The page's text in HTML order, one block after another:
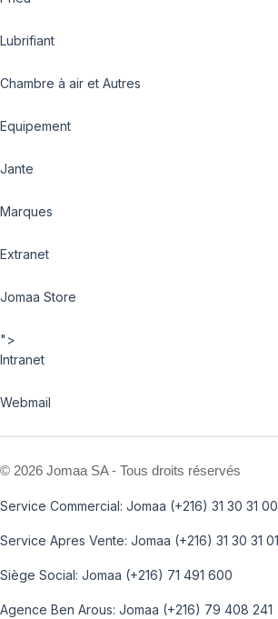
Lubrifiant
Chambre à air et Autres
Equipement
Jante
Marques
Extranet
Jomaa Store
">
Intranet
Webmail
© 2026 Jomaa SA - Tous droits réservés
Service Commercial: Jomaa (+216) 31 30 31 00
Service Apres Vente: Jomaa (+216) 31 30 31 01
Siège Social: Jomaa (+216) 71 491 600
Agence Ben Arous: Jomaa (+216) 79 408 241